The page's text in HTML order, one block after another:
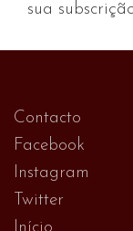
sua
Contacto
Facebook
Instagram
Twitter